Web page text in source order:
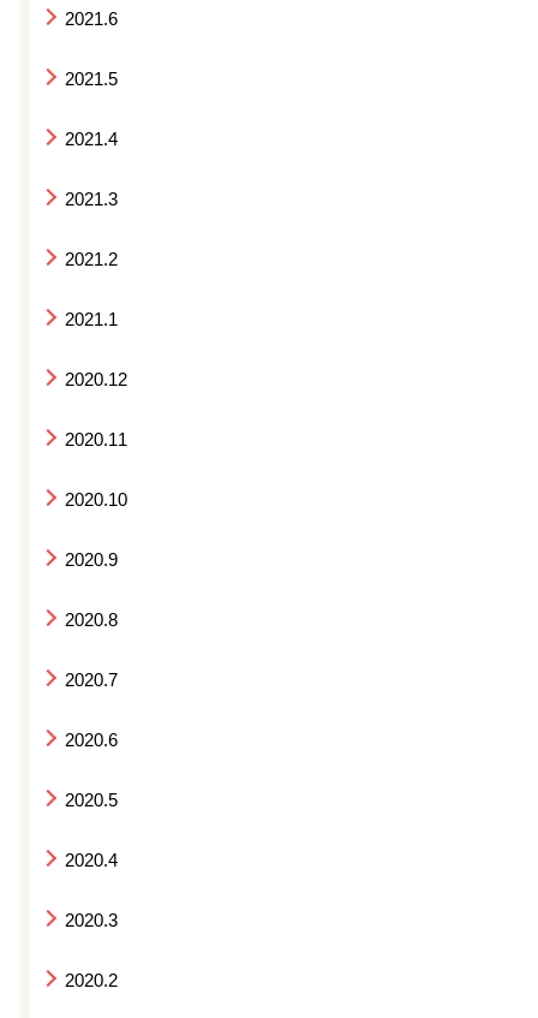
2021.6
2021.5
2021.4
2021.3
2021.2
2021.1
2020.12
2020.11
2020.10
2020.9
2020.8
2020.7
2020.6
2020.5
2020.4
2020.3
2020.2